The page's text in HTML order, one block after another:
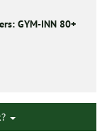
GYM-INN 80+